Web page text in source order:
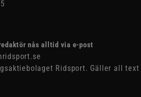
nås alltid via e-post
Ridsport. Gäller all text